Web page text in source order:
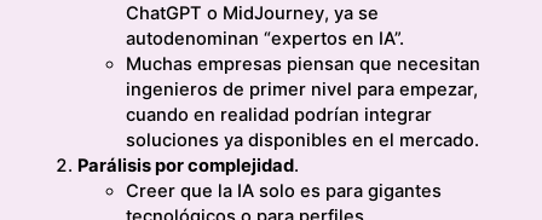
ChatGPT o MidJourney, ya se
autodenominan “expertos en IA”.
Muchas empresas piensan que necesitan
ingenieros de primer nivel para empezar,
cuando en realidad podrían integrar
soluciones ya disponibles en el mercado.
Parálisis por complejidad.
Creer que la IA solo es para gigantes